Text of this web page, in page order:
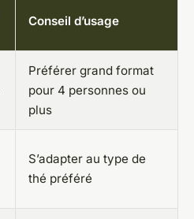
Conseil d’usage
Préférer grand format
pour 4 personnes ou
plus
S’adapter au type de
thé préféré